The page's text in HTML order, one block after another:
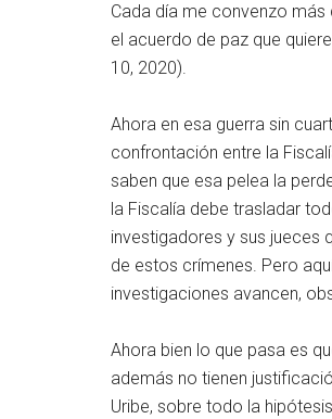
Cada día me convenzo
el acuerdo de paz que
10, 2020).
Ahora en esa guerra sin
confrontación entre la
saben que esa pelea la
la Fiscalía debe trasladar
investigadores y sus jueces
de estos crímenes. Pero
investigaciones avancen,
Ahora bien lo que pasa es
además no tienen
Uribe, sobre todo la